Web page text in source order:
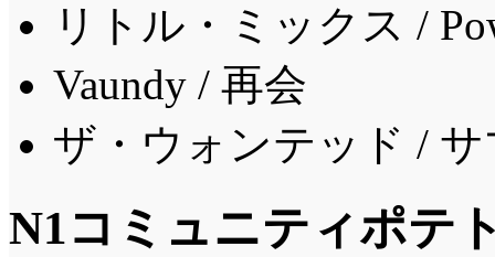
リトル・ミックス /
Vaundy / 再会
ザ・ウォンテッド /
N1コミュニティポテ